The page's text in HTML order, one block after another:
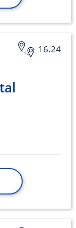
16.24